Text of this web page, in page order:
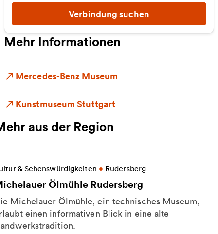
Verbindung suchen
Mehr Informationen
Mercedes-Benz Museum
Kunstmuseum Stuttgart
aus der Region
& Sehenswürdigkeiten • Rudersberg
Ölmühle Rudersberg
Michelauer Ölmühle, ein technisches Museum,
einen informativen Blick in eine alte
Informationen zu Michelauer Ölmühle